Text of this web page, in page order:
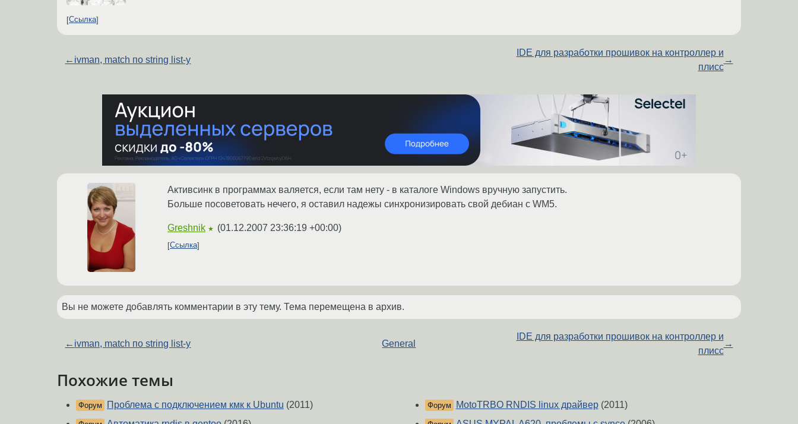
Ссылка
← ivman, match по string list-у
IDE для разработки прошивок на контроллер и
плисс
→
Активсинк в программах валяется, если там нету - в каталоге Windows вручную запустить.
Больше посоветовать нечего, я оставил надежы синхронизировать свой дебиан с WM5.
Greshnik ★ (01.12.2007 23:36:19 +00:00)
Ссылка
Вы не можете добавлять комментарии в эту тему. Тема перемещена в архив.
← ivman, match по string list-у General
IDE для разработки прошивок на контроллер и
плисс
→
Похожие темы
Форум Проблема с подключением кмк к Ubuntu (2011) Форум MotoTRBO RNDIS linux драйвер(2011)